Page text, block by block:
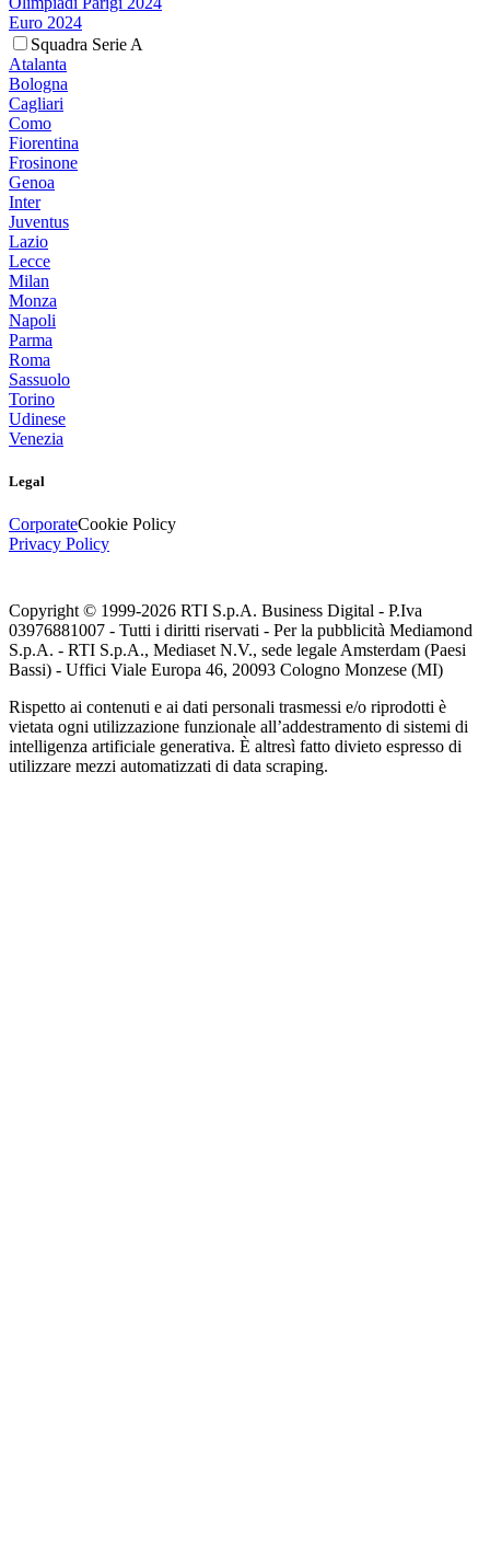
Euro 2024
Squadra Serie A
Atalanta
Bologna
Cagliari
Como
Fiorentina
Frosinone
Genoa
Inter
Juventus
Lazio
Lecce
Milan
Monza
Napoli
Parma
Roma
Sassuolo
Torino
Udinese
Venezia
Legal
CorporateCookie Policy
Privacy Policy
Copyright © 1999-2026 RTI S.p.A. Business Digital - P.Iva
03976881007 - Tutti i diritti riservati - Per la pubblicità Mediamond
S.p.A. - RTI S.p.A., Mediaset N.V., sede legale Amsterdam (Paesi
Bassi) - Uffici Viale Europa 46, 20093 Cologno Monzese (MI)
Rispetto ai contenuti e ai dati personali trasmessi e/o riprodotti è
vietata ogni utilizzazione funzionale all’addestramento di sistemi di
intelligenza artificiale generativa. È altresì fatto divieto espresso di
utilizzare mezzi automatizzati di data scraping.